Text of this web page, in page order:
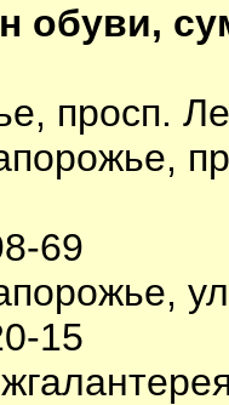
обуви,
просп.
69
15